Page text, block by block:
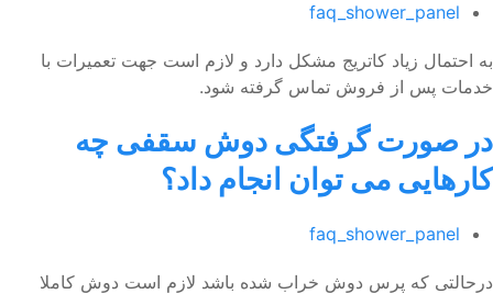
faq_shower_panel
به احتمال زیاد كاتریج مشكل دارد و لازم است جهت تعمیرات با
خدمات پس از فروش تماس گرفته شود.
در صورت گرفتگی دوش سقفی چه
كارهایی می توان انجام داد؟
faq_shower_panel
درحالتی كه پرس دوش خراب شده باشد لازم است دوش كاملا